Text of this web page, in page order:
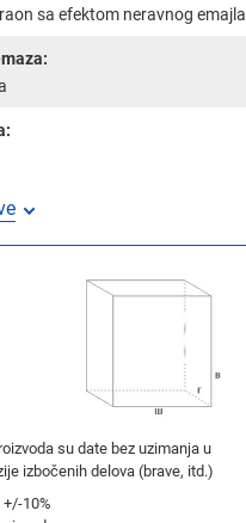
sa efektom neravnog emajla
su date bez uzimanja u
izbočenih delova (brave, itd.)
10%